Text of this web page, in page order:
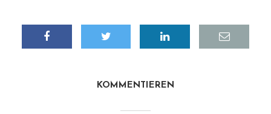
KOMMENTIEREN